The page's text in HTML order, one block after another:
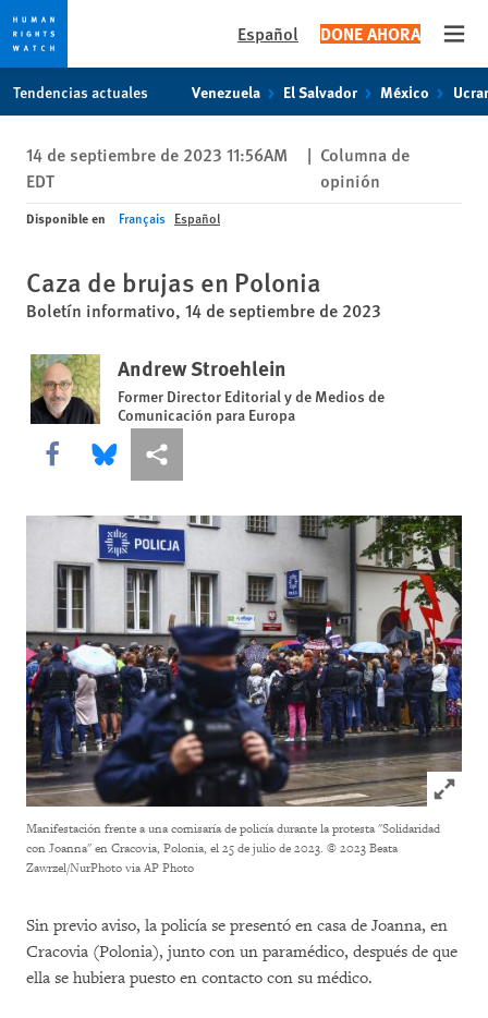
privacy
notice
content
Español DONE AHORA
Tendencias actuales Venezuela El Salvador México
14 de septiembre de 2023 11:56AM
EDT
| Columna de
opinión
Disponible en Français Español
Caza de brujas en Polonia
Boletín informativo, 14 de septiembre de 2023
Andrew Stroehlein
Former Director Editorial y de Medios de
Comunicación para Europa
Share this via Facebook
Share this via Bluesky
Share this via Compartir
Click to
Manifestación frente a una comisaría de policía durante la protesta "Solidaridad
con Joanna" en Cracovia, Polonia, el 25 de julio de 2023. © 2023 Beata
Zawrzel/NurPhoto via AP Photo
Sin previo aviso, la policía se presentó en casa de Joanna, en
Cracovia (Polonia), junto con un paramédico, después de que
ella se hubiera puesto en contacto con su médico.